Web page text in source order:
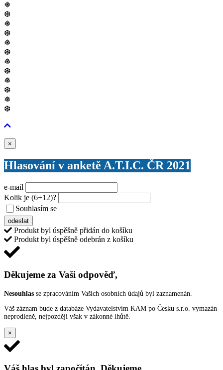
❅
❆
❅
❆
❅
❆
❅
❆
❅
❆
❅
❆
×
Hlasování v anketě A.T.I.C. ČR 2021
e-mail
Kolik je (6+12)?
Souhlasím se
odeslat
Produkt byl úspěšně přidán do košíku
Produkt byl úspěšně odebrán z košíku
Děkujeme za Vaši odpověď,
Nesouhlas se zpracováním Vašich osobních údajů byl zaznamenán.
Váš záznam bude z databáze Vydavatelstvím KAM po Česku s.r.o. vymazán
neprodleně, nejpozději však v zákonné lhůtě.
×